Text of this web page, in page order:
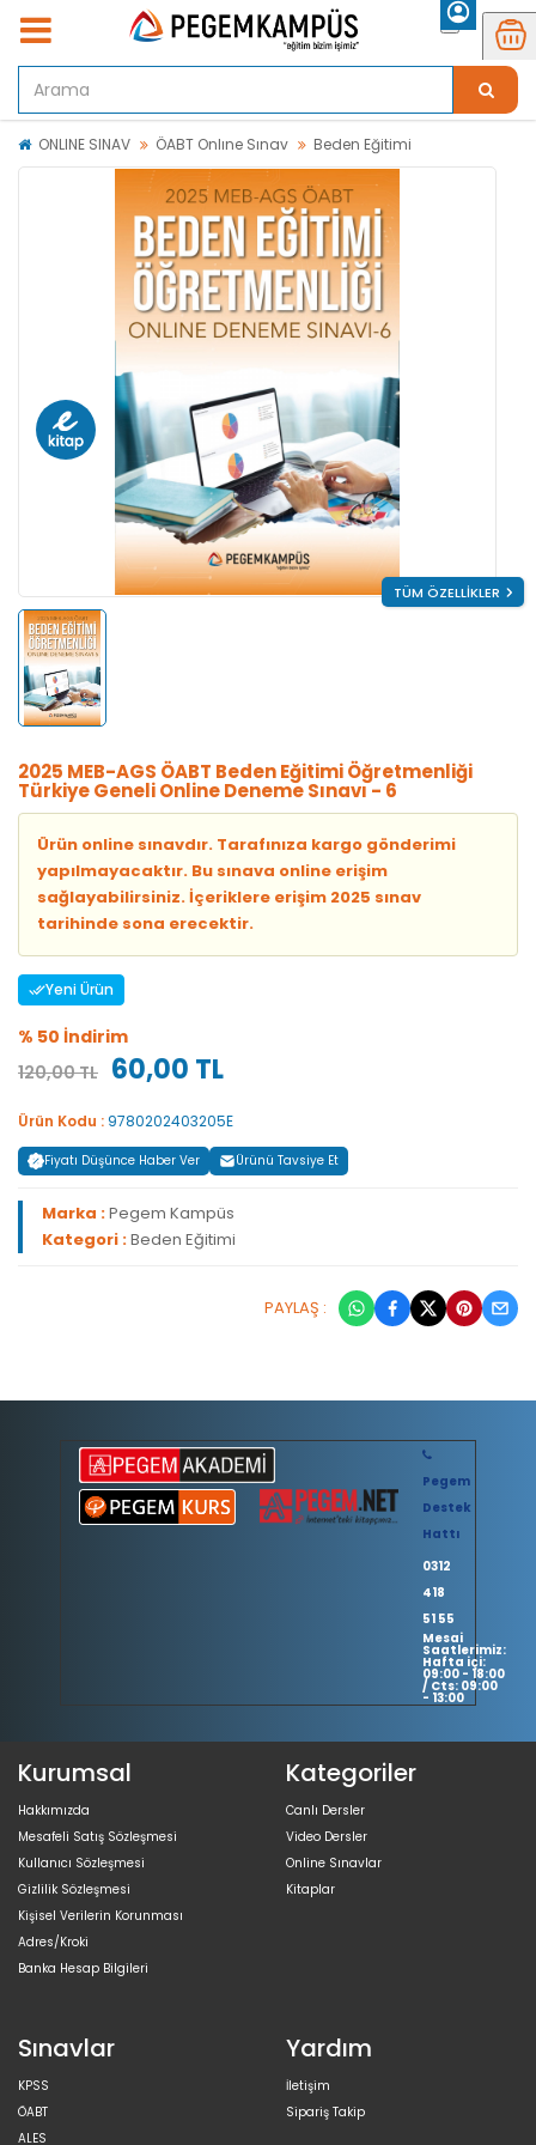
ONLINE SINAV ÖABT Onlıne Sınav Beden Eğitimi
TÜM ÖZELLİKLER
2025 MEB-AGS ÖABT Beden Eğitimi Öğretmenliği
Türkiye Geneli Online Deneme Sınavı - 6
Ürün online sınavdır. Tarafınıza kargo gönderimi
yapılmayacaktır. Bu sınava online erişim
sağlayabilirsiniz. İçeriklere erişim 2025 sınav
tarihinde sona erecektir.
Yeni Ürün
% 50 İndirim
120,00 TL 60,00 TL
Ürün Kodu : 9780202403205E
Fiyatı Düşünce Haber Ver Ürünü Tavsiye Et
Marka :Pegem Kampüs
Kategori :Beden Eğitimi
PAYLAŞ :
Pegem
Destek
Hattı
0312
418
51 55
Mesai
Saatlerimiz:
Hafta içi:
09:00 - 18:00
/ Cts: 09:00
- 13:00
Kurumsal
Hakkımızda
Mesafeli Satış Sözleşmesi
Kullanıcı Sözleşmesi
Gizlilik Sözleşmesi
Kişisel Verilerin Korunması
Adres/Kroki
Banka Hesap Bilgileri
Kategoriler
Canlı Dersler
Video Dersler
Online Sınavlar
Kitaplar
Sınavlar
KPSS
ÖABT
ALES
Yardım
İletişim
Sipariş Takip